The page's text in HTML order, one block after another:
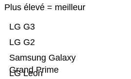
Plus élevé = meilleur
LG Leon
Samsung Galaxy
Grand Prime
LG G2
LG G3